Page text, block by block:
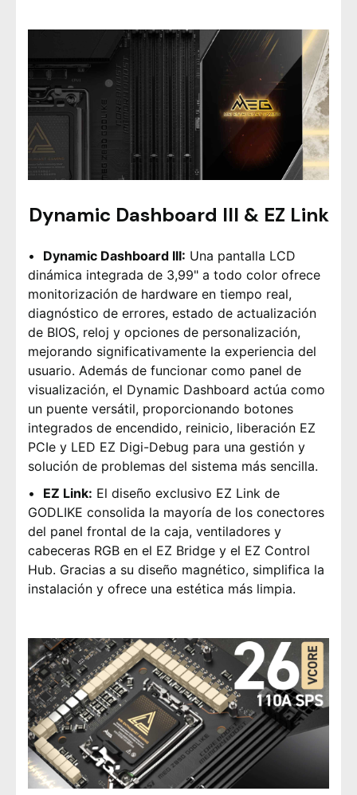
Dynamic Dashboard III & EZ Link
Dynamic Dashboard III: Una pantalla LCD
dinámica integrada de 3,99" a todo color ofrece
monitorización de hardware en tiempo real,
diagnóstico de errores, estado de actualización
de BIOS, reloj y opciones de personalización,
mejorando significativamente la experiencia del
usuario. Además de funcionar como panel de
visualización, el Dynamic Dashboard actúa como
un puente versátil, proporcionando botones
integrados de encendido, reinicio, liberación EZ
PCIe y LED EZ Digi-Debug para una gestión y
solución de problemas del sistema más sencilla.
EZ Link: El diseño exclusivo EZ Link de
GODLIKE consolida la mayoría de los conectores
del panel frontal de la caja, ventiladores y
cabeceras RGB en el EZ Bridge y el EZ Control
Hub. Gracias a su diseño magnético, simplifica la
instalación y ofrece una estética más limpia.